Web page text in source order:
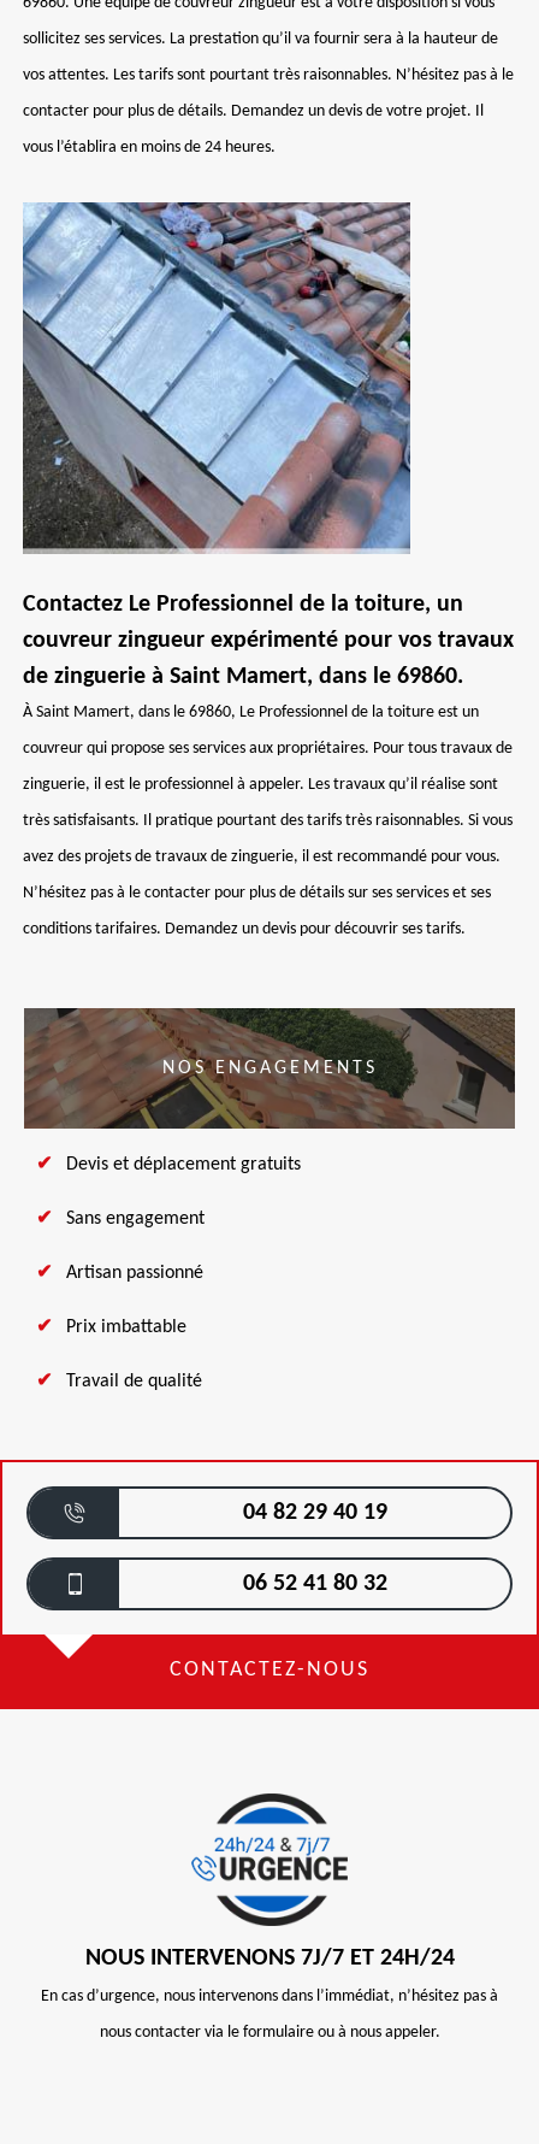
sollicitez ses services. La prestation qu’il va fournir sera à la hauteur de
vos attentes. Les tarifs sont pourtant très raisonnables. N’hésitez pas à le
contacter pour plus de détails. Demandez un devis de votre projet. Il
vous l’établira en moins de 24 heures.
Contactez Le Professionnel de la toiture, un
couvreur zingueur expérimenté pour vos travaux
de zinguerie à Saint Mamert, dans le 69860.
À Saint Mamert, dans le 69860, Le Professionnel de la toiture est un
couvreur qui propose ses services aux propriétaires. Pour tous travaux de
zinguerie, il est le professionnel à appeler. Les travaux qu’il réalise sont
très satisfaisants. Il pratique pourtant des tarifs très raisonnables. Si vous
avez des projets de travaux de zinguerie, il est recommandé pour vous.
N’hésitez pas à le contacter pour plus de détails sur ses services et ses
conditions tarifaires. Demandez un devis pour découvrir ses tarifs.
NOS ENGAGEMENTS
Devis et déplacement gratuits
Sans engagement
Artisan passionné
Prix imbattable
Travail de qualité
04 82 29 40 19
06 52 41 80 32
CONTACTEZ-NOUS
NOUS INTERVENONS 7J/7 ET 24H/24
En cas d’urgence, nous intervenons dans l’immédiat, n’hésitez pas à
nous contacter via le formulaire ou à nous appeler.